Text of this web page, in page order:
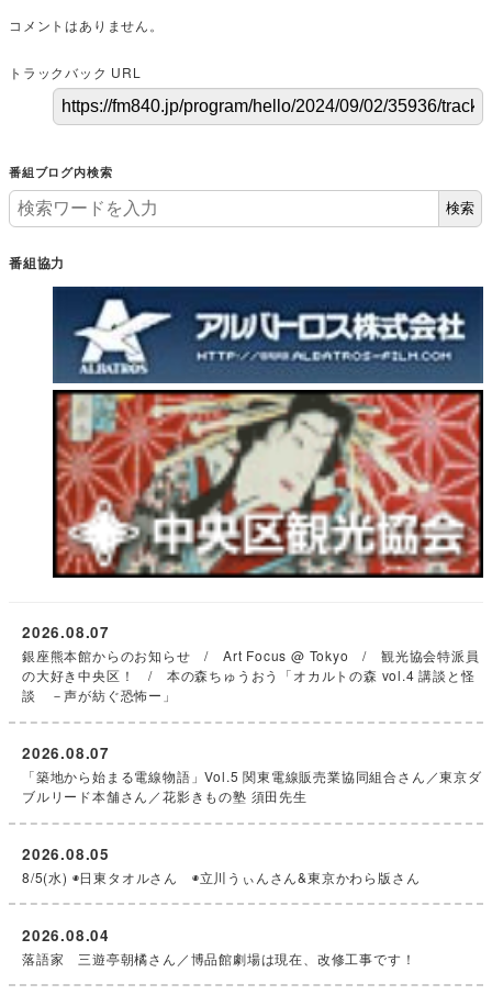
コメントはありません。
トラックバック URL
番組ブログ内検索
検索
番組協力
銀座熊本館からのお知らせ / Art Focus @ Tokyo / 観光協会特派員
の大好き中央区！ / 本の森ちゅうおう「オカルトの森 vol.4 講談と怪
談 －声が紡ぐ恐怖ー」
2026.08.07
「築地から始まる電線物語」Vol.5 関東電線販売業協同組合さん／東京ダ
ブルリード本舗さん／花影きもの塾 須田先生
2026.08.07
8/5(水) ◉日東タオルさん ◉立川うぃんさん&東京かわら版さん
2026.08.05
落語家 三遊亭朝橘さん／博品館劇場は現在、改修工事です！
2026.08.04